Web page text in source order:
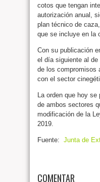
cotos que tengan
autorización anual,
plan técnico de
que se incluye en la
Con su publicación
el día siguiente al
de los compromisos
con el sector
La orden que hoy
de ambos sectores
modificación de la
2019.
Fuente: Junta de
COMENTAR